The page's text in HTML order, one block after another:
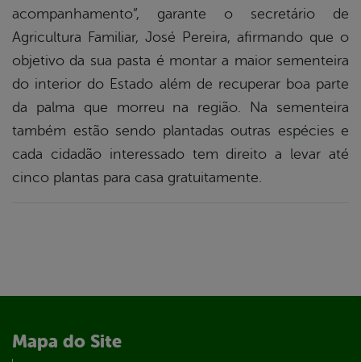
acompanhamento”, garante o secretário de
Agricultura Familiar, José Pereira, afirmando que o
objetivo da sua pasta é montar a maior sementeira
do interior do Estado além de recuperar boa parte
da palma que morreu na região. Na sementeira
também estão sendo plantadas outras espécies e
cada cidadão interessado tem direito a levar até
cinco plantas para casa gratuitamente.
Mapa do Site